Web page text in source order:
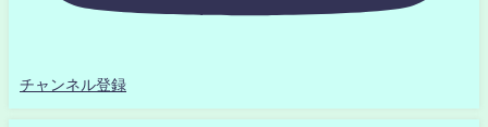
チャンネル登録